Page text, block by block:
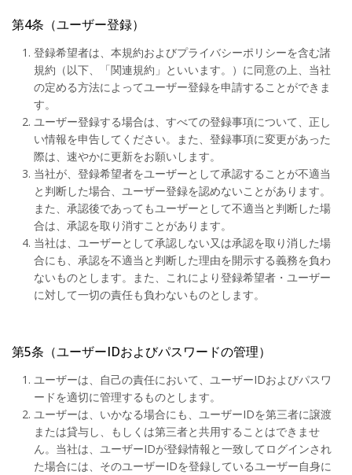
第4条（ユーザー登録）
登録希望者は、本規約およびプライバシーポリシーを含む諸
規約（以下、「関連規約」といいます。）に同意の上、当社
の定める方法によってユーザー登録を申請することができま
す。
ユーザー登録する場合は、すべての登録事項について、正し
い情報を申告してください。また、登録事項に変更があった
際は、速やかに更新をお願いします。
当社が、登録希望者をユーザーとして承認することが不適当
と判断した場合、ユーザー登録を認めないことがあります。
また、承認後であってもユーザーとして不適当と判断した場
合は、承認を取り消すことがあります。
当社は、ユーザーとして承認しない又は承認を取り消した場
合にも、承認を不適当と判断した理由を開示する義務を負わ
ないものとします。また、これにより登録希望者・ユーザー
に対して一切の責任も負わないものとします。
第5条（ユーザーIDおよびパスワードの管理）
ユーザーは、自己の責任において、ユーザーIDおよびパスワ
ードを適切に管理するものとします。
ユーザーは、いかなる場合にも、ユーザーIDを第三者に譲渡
または貸与し、もしくは第三者と共用することはできませ
ん。当社は、ユーザーIDが登録情報と一致してログインされ
た場合には、そのユーザーIDを登録しているユーザー自身に